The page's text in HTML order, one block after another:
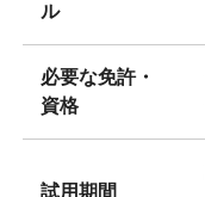
ル
必要な免許・
資格
試用期間